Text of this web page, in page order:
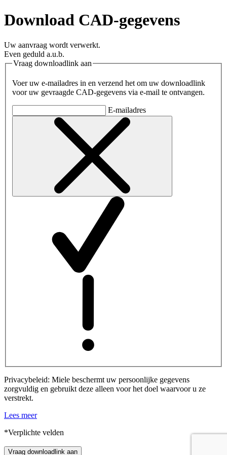
Download CAD-gegevens
Uw aanvraag wordt verwerkt.
Even geduld a.u.b.
Vraag downloadlink aan
Voer uw e-mailadres in en verzend het om uw downloadlink
voor uw gevraagde CAD-gegevens via e-mail te ontvangen.
E-mailadres
Privacybeleid: Miele beschermt uw persoonlijke gegevens
zorgvuldig en gebruikt deze alleen voor het doel waarvoor u ze
verstrekt.
Lees meer
*Verplichte velden